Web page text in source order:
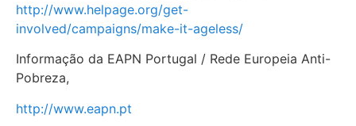
http://www.helpage.org/get-
involved/campaigns/make-it-ageless/
Informação da EAPN Portugal / Rede Europeia Anti-
Pobreza,
http://www.eapn.pt